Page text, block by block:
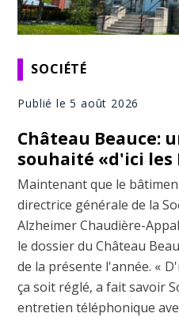
SOCIÉTÉ
Publié le 5 août 2026
Château Beauce:
souhaité «d'ici les
Maintenant que le
directrice générale de la
Alzheimer Chaudière-
le dossier du Château
de la présente l'année. «
ça soit réglé, a fait savoir
entretien téléphonique